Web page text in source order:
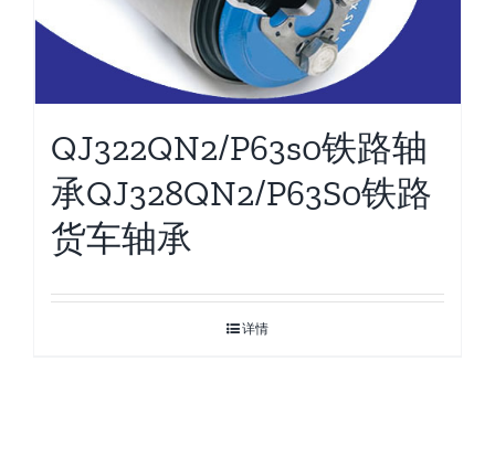
QJ322QN2/P63s0铁路轴
承QJ328QN2/P63S0铁路
货车轴承
详情